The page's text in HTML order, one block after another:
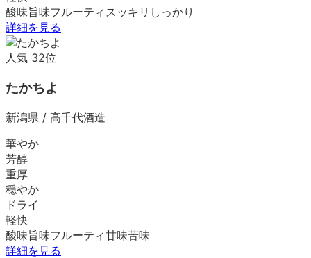
酸味旨味フルーティ スッキリ しっかり
詳細を見る
人気 32位
たかちよ
新潟県 / 高千代酒造
華やか
芳醇
重厚
穏やか
ドライ
軽快
酸味旨味フルーティ甘味苦味
詳細を見る